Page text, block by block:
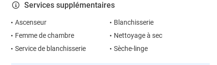
Services supplémentaires
Ascenseur
Blanchisserie
Femme de chambre
Nettoyage à sec
Service de blanchisserie
Sèche-linge